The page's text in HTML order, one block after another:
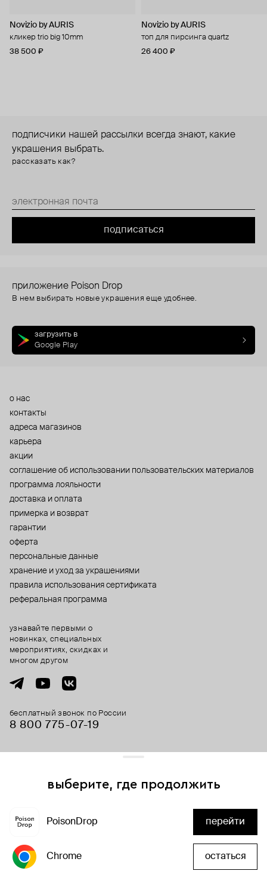
Novizio by AURIS
кликер trio big 10mm
38 500 ₽
Novizio by AURIS
топ для пирсинга quartz
26 400 ₽
подписчики нашей рассылки всегда знают, какие
украшения выбрать.
рассказать как?
подписаться
приложение Poison Drop
В нем выбирать новые украшения еще удобнее.
загрузить в
Google Play
о нас
контакты
адреса магазинов
карьера
акции
cоглашение об использовании пользовательских материалов
программа лояльности
доставка и оплата
примерка и возврат
гарантии
оферта
персональные данные
хранение и уход за украшениями
правила использования сертификата
реферальная программа
бесплатный звонок по России
8 800 775⁠-07⁠-19
узнавайте первыми о
новинках, специальных
мероприятиях, скидках и
многом другом
выберите, где продолжить
PoisonDrop перейти
Chrome остаться
и сервисы аналитики. Продолжая его использование,
вы соглашаетесь с нашим